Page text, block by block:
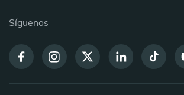
Síguenos